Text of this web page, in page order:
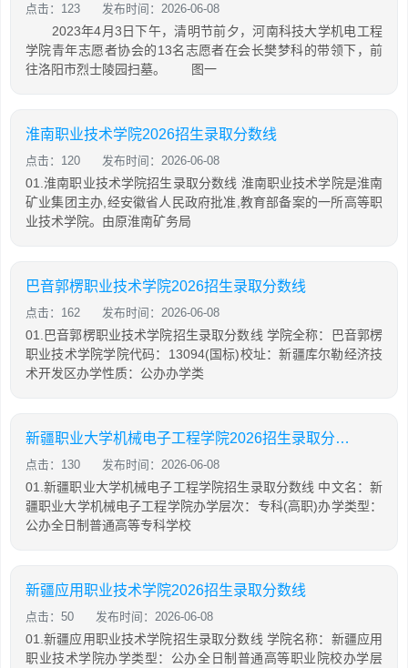
点击：123 发布时间：2026-06-08
2023年4月3日下午，清明节前夕，河南科技大学机电工程
学院青年志愿者协会的13名志愿者在会长樊梦科的带领下，前
往洛阳市烈士陵园扫墓。 图一
淮南职业技术学院2026招生录取分数线
点击：120 发布时间：2026-06-08
01.淮南职业技术学院招生录取分数线 淮南职业技术学院是淮南
矿业集团主办,经安徽省人民政府批准,教育部备案的一所高等职
业技术学院。由原淮南矿务局
巴音郭楞职业技术学院2026招生录取分数线
点击：162 发布时间：2026-06-08
01.巴音郭楞职业技术学院招生录取分数线 学院全称：巴音郭楞
职业技术学院学院代码：13094(国标)校址：新疆库尔勒经济技
术开发区办学性质：公办办学类
新疆职业大学机械电子工程学院2026招生录取分数线
点击：130 发布时间：2026-06-08
01.新疆职业大学机械电子工程学院招生录取分数线 中文名：新
疆职业大学机械电子工程学院办学层次：专科(高职)办学类型：
公办全日制普通高等专科学校
新疆应用职业技术学院2026招生录取分数线
点击：50 发布时间：2026-06-08
01.新疆应用职业技术学院招生录取分数线 学院名称：新疆应用
职业技术学院办学类型：公办全日制普通高等职业院校办学层